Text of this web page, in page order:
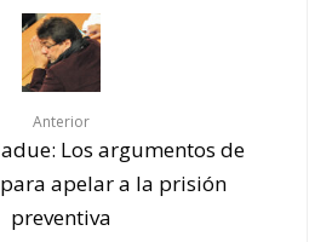
Anterior
Los argumentos de
apelar a la prisión
preventiva